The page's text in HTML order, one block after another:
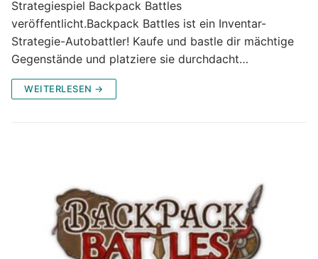
Strategiespiel Backpack Battles
veröffentlicht.Backpack Battles ist ein Inventar-
Strategie-Autobattler! Kaufe und bastle dir mächtige
Gegenstände und platziere sie durchdacht…
WEITERLESEN →